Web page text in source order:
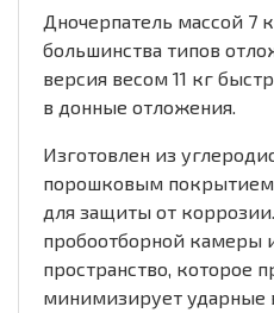
Дночерпатель массой 7
большинства типов
версия весом 11 кг
в донные отложения.
Изготовлен из
порошковым
для защиты от
пробоотборной камеры
пространство, которое
минимизирует ударные